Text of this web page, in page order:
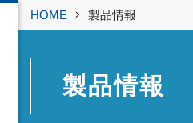
HOME 製品情報
製品情報